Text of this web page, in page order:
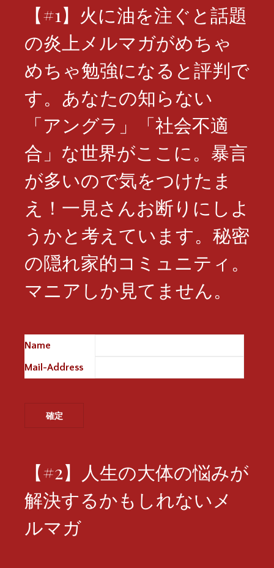
【#1】火に油を注ぐと話題
の炎上メルマガがめちゃ
めちゃ勉強になると評判で
す。あなたの知らない
「アングラ」「社会不適
合」な世界がここに。暴言
が多いので気をつけたま
え！一見さんお断りにしよ
うかと考えています。秘密
の隠れ家的コミュニティ。
マニアしか見てません。
Name
Mail-Address
【#2】人生の大体の悩みが
解決するかもしれないメ
ルマガ